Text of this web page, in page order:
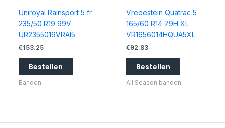
Uniroyal Rainsport 5 fr
235/50 R19 99V
UR2355019VRAI5
€153.25
Bestellen
Banden
Vredestein Quatrac 5
165/60 R14 79H XL
VR1656014HQUA5XL
€92.83
Bestellen
All Season banden